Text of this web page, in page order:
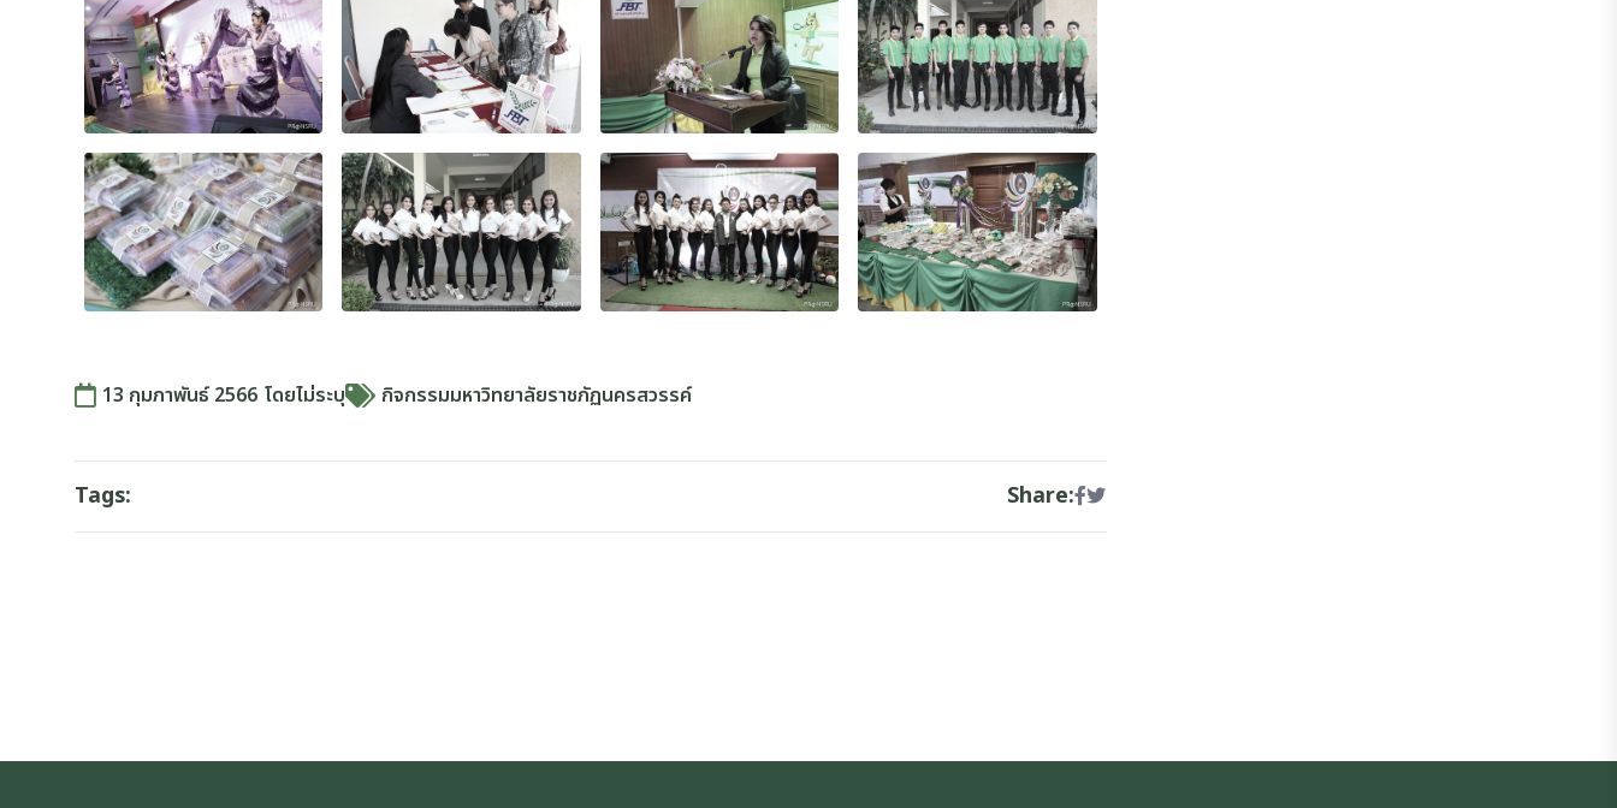
13 กุมภาพันธ์ 2566 โดยไม่ระบุ กิจกรรมมหาวิทยาลัยราชภัฏนครสวรรค์
Tags: Share: